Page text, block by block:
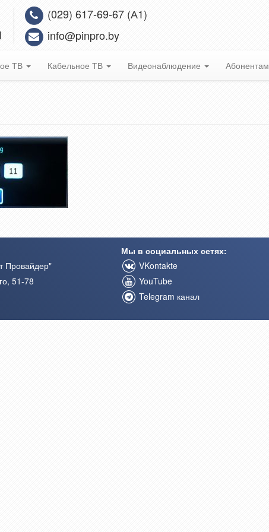
(029) 617-69-67 (А1)
info@pinpro.by
ТВ Кабельное ТВ Видеонаблюдение Абонентам
Провайдер"
51-78
Мы в социальных сетях:
VKontakte
YouTube
Telegram канал